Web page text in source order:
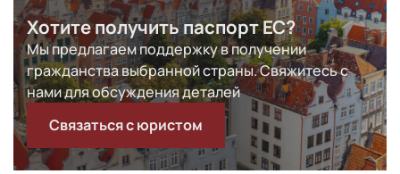
Хотите получить паспорт ЕС?
Мы предлагаем поддержку в получении
гражданства выбранной страны. Свяжитесь с
нами для обсуждения деталей
Связаться с юристом